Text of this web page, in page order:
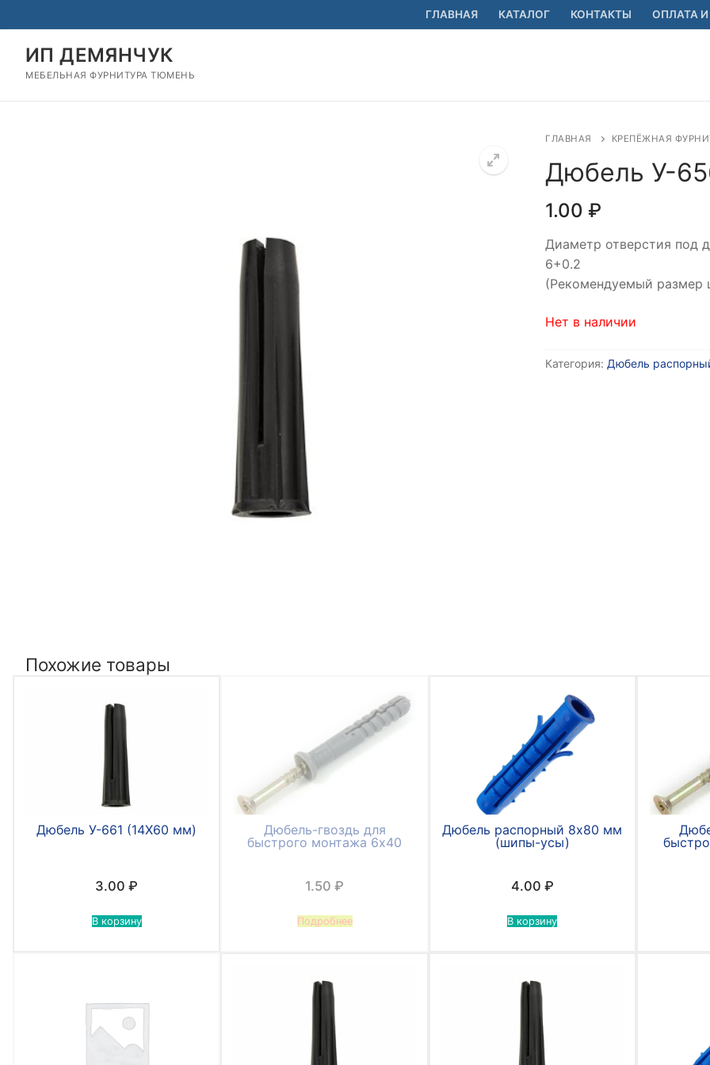
к
содержимому
ГЛАВНАЯ КАТАЛОГ КОНТАКТЫ ОПЛАТА
ИП ДЕМЯНЧУК
МЕБЕЛЬНАЯ ФУРНИТУРА ТЮМЕНЬ
ГЛАВНАЯ КРЕПЁЖНАЯ
Дюбель У-
1.00 ₽
Диаметр отверстия под
6+0.2
(Рекомендуемый
Нет в наличии
Категория: Дюбель
Похожие товары
Дюбель У-661 (14Х60 мм)
3.00₽
В корзину
Дюбель-гвоздь для
быстрого монтажа 6х40
1.50₽
Подробнее
Дюбель распорный 8х80 мм
(шипы-усы)
4.00 ₽
В корзину